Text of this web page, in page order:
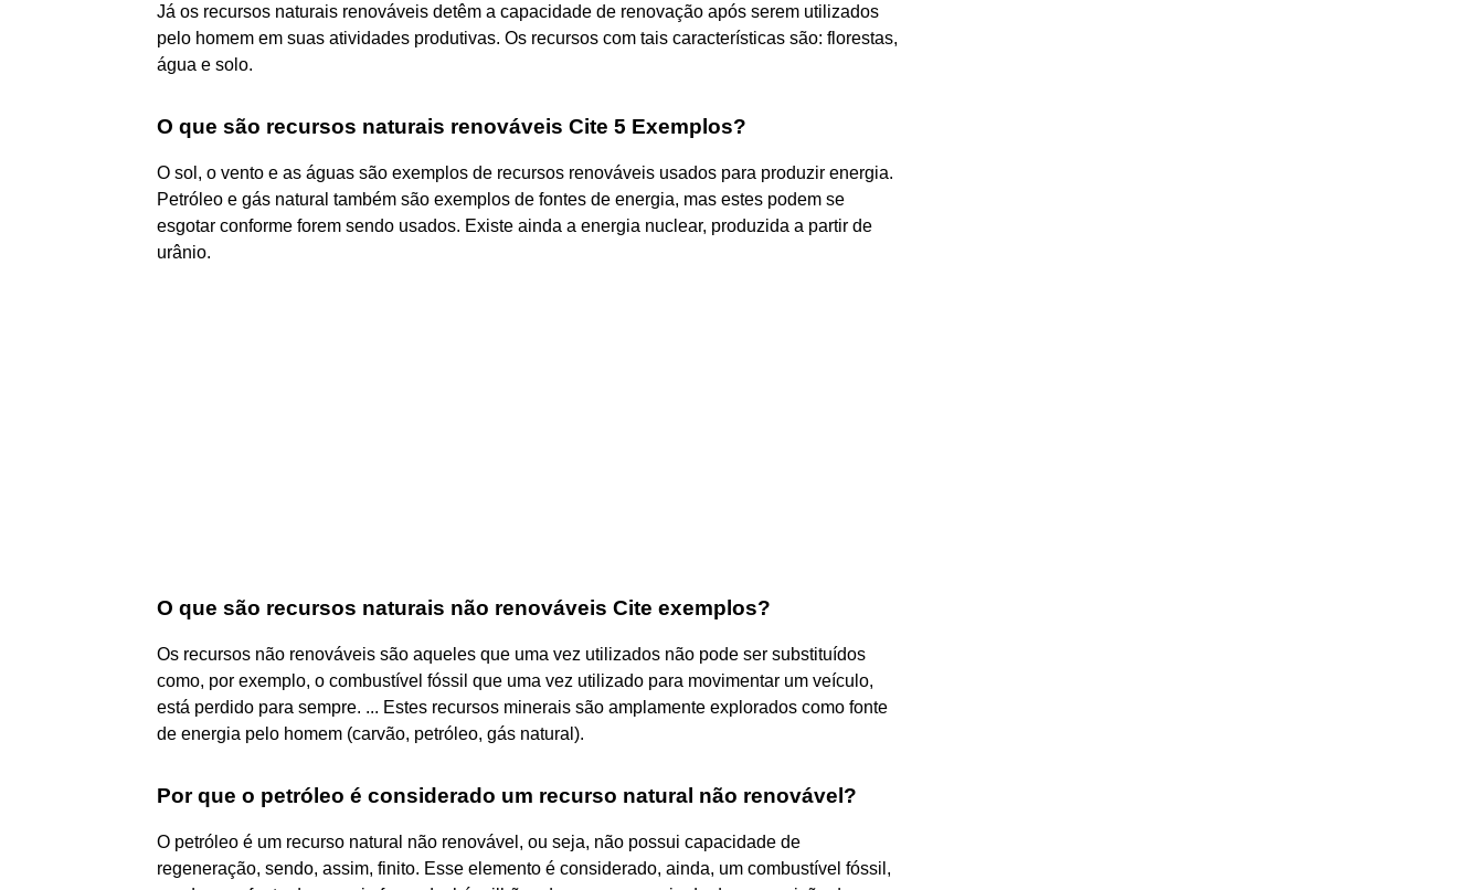
Já os recursos naturais renováveis detêm a capacidade de renovação após serem utilizados
pelo homem em suas atividades produtivas. Os recursos com tais características são: florestas,
água e solo.
O que são recursos naturais renováveis Cite 5 Exemplos?
O sol, o vento e as águas são exemplos de recursos renováveis usados para produzir energia.
Petróleo e gás natural também são exemplos de fontes de energia, mas estes podem se
esgotar conforme forem sendo usados. Existe ainda a energia nuclear, produzida a partir de
urânio.
O que são recursos naturais não renováveis Cite exemplos?
Os recursos não renováveis são aqueles que uma vez utilizados não pode ser substituídos
como, por exemplo, o combustível fóssil que uma vez utilizado para movimentar um veículo,
está perdido para sempre. ... Estes recursos minerais são amplamente explorados como fonte
de energia pelo homem (carvão, petróleo, gás natural).
Por que o petróleo é considerado um recurso natural não renovável?
O petróleo é um recurso natural não renovável, ou seja, não possui capacidade de
regeneração, sendo, assim, finito. Esse elemento é considerado, ainda, um combustível fóssil,